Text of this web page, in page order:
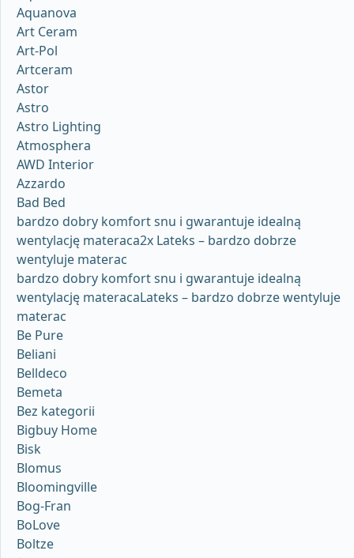
Aquanova
Art Ceram
Art-Pol
Artceram
Astor
Astro
Astro Lighting
Atmosphera
AWD Interior
Azzardo
Bad Bed
bardzo dobry komfort snu i gwarantuje idealną
wentylację materaca2x Lateks – bardzo dobrze
wentyluje materac
bardzo dobry komfort snu i gwarantuje idealną
wentylację materacaLateks – bardzo dobrze wentyluje
materac
Be Pure
Beliani
Belldeco
Bemeta
Bez kategorii
Bigbuy Home
Bisk
Blomus
Bloomingville
Bog-Fran
BoLove
Boltze